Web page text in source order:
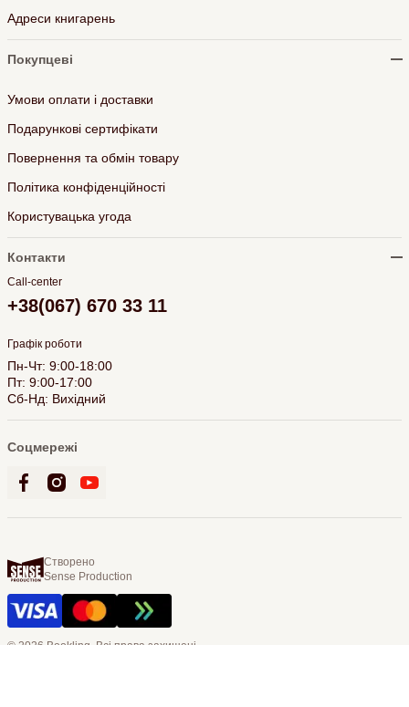
Адреси книгарень
Покупцеві
Умови оплати і доставки
Подарункові сертифікати
Повернення та обмін товару
Політика конфіденційності
Користувацька угода
Контакти
Call-center
+38(067) 670 33 11
Графік роботи
Пн-Чт: 9:00-18:00
Пт: 9:00-17:00
Сб-Нд: Вихідний
Соцмережі
Створено
Sense Production
© 2026 Bookling. Всі права захищені